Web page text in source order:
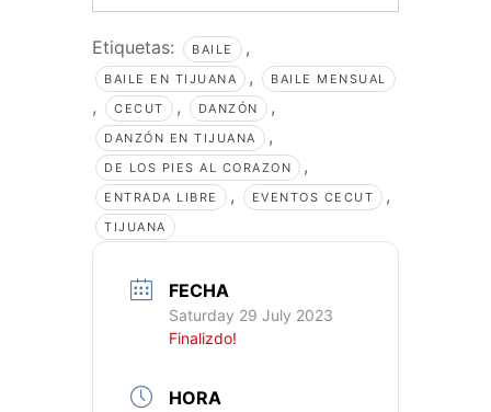
Etiquetas: BAILE ,
BAILE EN TIJUANA , BAILE MENSUAL
, CECUT , DANZÓN ,
DANZÓN EN TIJUANA ,
DE LOS PIES AL CORAZON ,
ENTRADA LIBRE , EVENTOS CECUT ,
TIJUANA
FECHA
Saturday 29 July 2023
Finalizdo!
HORA